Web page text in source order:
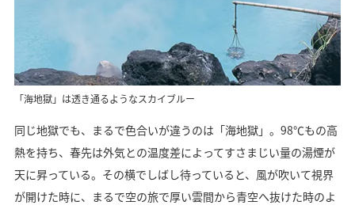
「海地獄」は透き通るようなスカイブルー
同じ地獄でも、まるで色合いが違うのは「海地獄」。98℃もの高
熱を持ち、春先は外気との温度差によってすさまじい量の湯煙が
天に昇っている。その横でしばし待っていると、風が吹いて視界
が開けた時に、まるで空の旅で厚い雲間から青空へ抜けた時のよ